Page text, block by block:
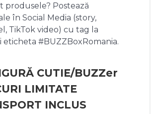
produsele? Postează
în Social Media (story,
TikTok video) cu tag la
eticheta #BUZZBoxRomania.
CUTIE/BUZZer
LIMITATE
INCLUS